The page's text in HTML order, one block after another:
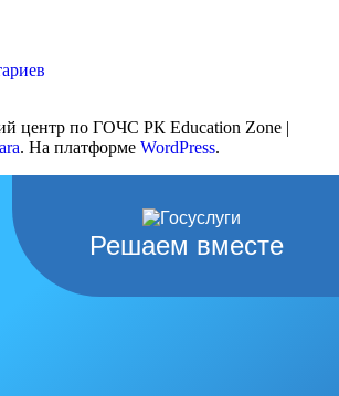
центр по ГОЧС РК Education Zone |
. На платформе WordPress.
Решаем вместе